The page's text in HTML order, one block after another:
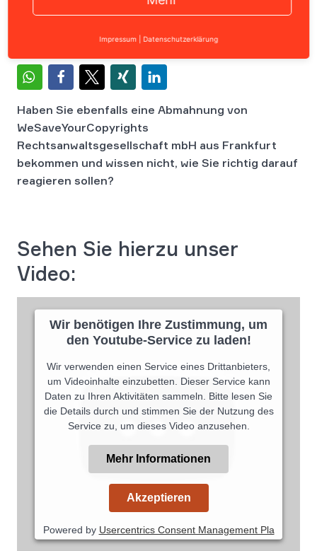
Haben Sie ebenfalls eine Abmahnung von
WeSaveYourCopyrights
Rechtsanwaltsgesellschaft mbH aus Frankfurt
bekommen und wissen nicht, wie Sie richtig darauf
reagieren sollen?
Sehen Sie hierzu unser
Video:
Wir benötigen Ihre Zustimmung, um
den Youtube-Service zu laden!
Wir verwenden einen Service eines Drittanbieters,
um Videoinhalte einzubetten. Dieser Service kann
Daten zu Ihren Aktivitäten sammeln. Bitte lesen Sie
die Details durch und stimmen Sie der Nutzung des
Service zu, um dieses Video anzusehen.
Mehr Informationen
Akzeptieren
Powered by Usercentrics Consent Management Pla
tform
Impressum Datenschutzerklärung